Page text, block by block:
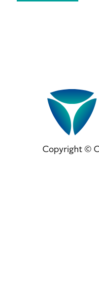
Copyright ©